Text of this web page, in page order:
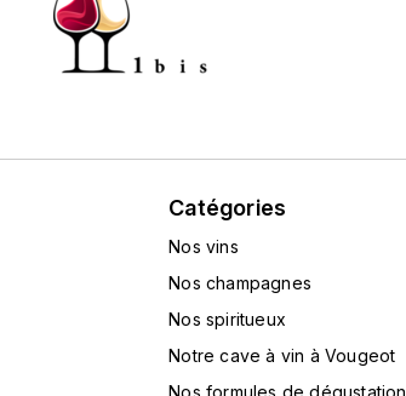
Catégories
Nos vins
Nos champagnes
Nos spiritueux
Notre cave à vin à Vougeot